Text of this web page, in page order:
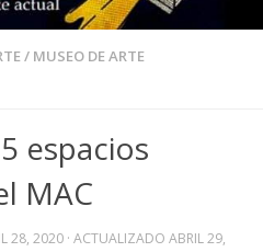
/ MUSEO DE ARTE
espacios
MAC
28, 2020 · ACTUALIZADO ABRIL 29,